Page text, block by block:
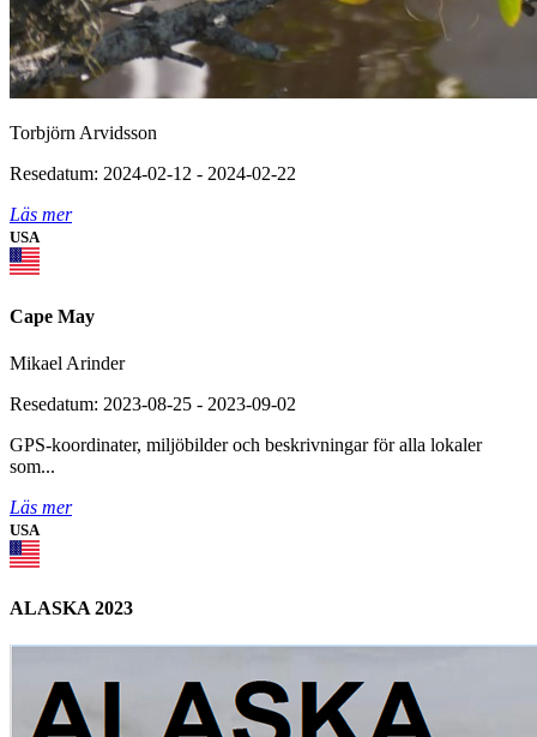
Torbjörn Arvidsson
Resedatum: 2024-02-12 - 2024-02-22
Läs mer
USA
Cape May
Mikael Arinder
Resedatum: 2023-08-25 - 2023-09-02
GPS-koordinater, miljöbilder och beskrivningar för alla lokaler
som...
Läs mer
USA
ALASKA 2023